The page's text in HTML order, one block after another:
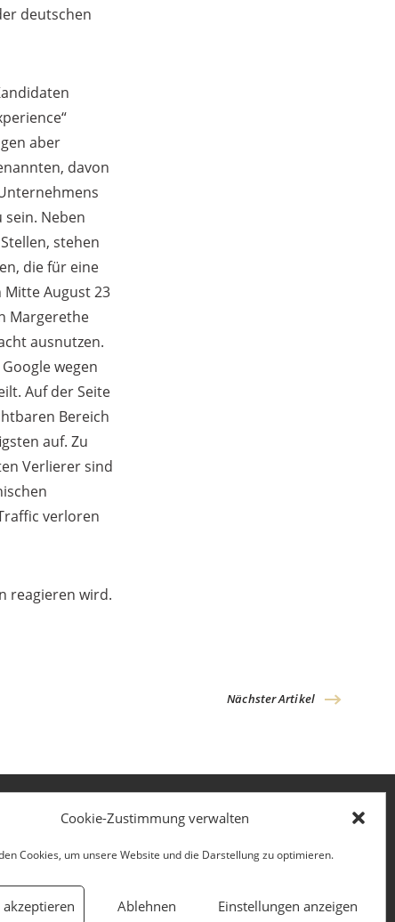
Cookie-Zustimmung verwalten
Cookies, um unsere Website und die Darstellung zu optimieren.
akzeptieren Ablehnen Einstellungen anzeigen
deutschen
aber
davon
Neben
stehen
die für eine
Mitte August 23
Margerethe
ausnutzen.
wegen
Auf der Seite
Bereich
auf. Zu
Verlierer sind
verloren
reagieren wird.
Nächster Artikel
Datenschutz